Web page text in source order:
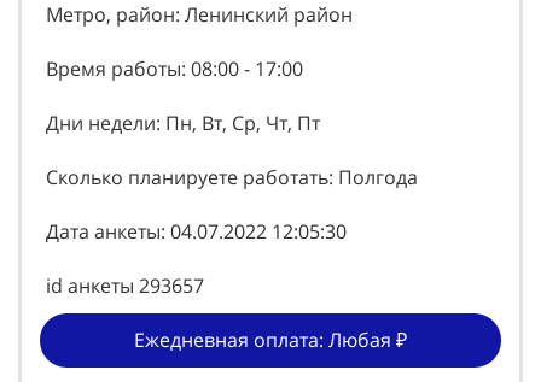
Метро, район: Ленинский район
Время работы: 08:00 - 17:00
Дни недели: Пн, Вт, Ср, Чт, Пт
Сколько планируете работать: Полгода
Дата анкеты: 04.07.2022 12:05:30
id анкеты 293657
Ежедневная оплата: Любая ₽